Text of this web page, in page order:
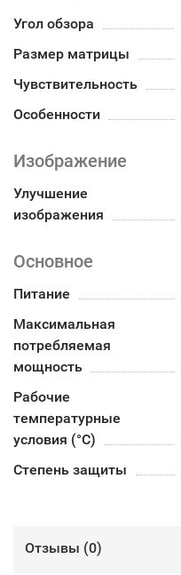
Угол обзора
Размер матрицы
Чувствительность
Особенности
Изображение
Улучшение
изображения
Основное
Питание
Максимальная
потребляемая
мощность
Рабочие
температурные
условия (°С)
Степень защиты
Отзывы (0)